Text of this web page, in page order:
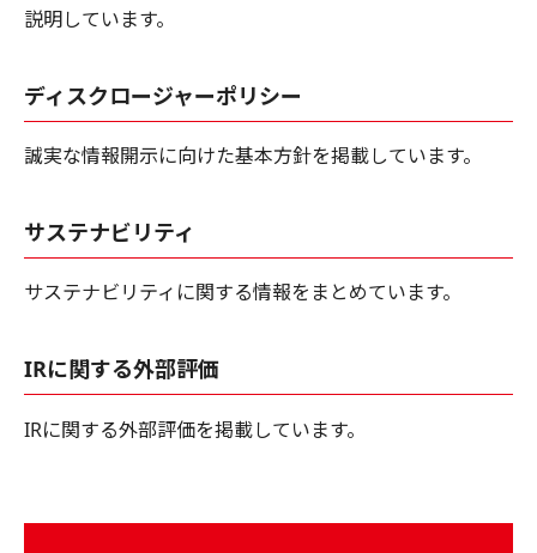
説明しています。
ディスクロージャーポリシー
誠実な情報開示に向けた基本方針を掲載しています。
サステナビリティ
サステナビリティに関する情報をまとめています。
IRに関する外部評価
IRに関する外部評価を掲載しています。